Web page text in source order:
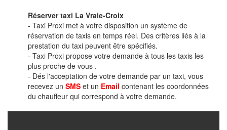
Réserver taxi La Vraie-Croix
- Taxi Proxi met à votre disposition un système de
réservation de taxis en temps réel. Des critères liés à la
prestation du taxi peuvent être spécifiés.
- Taxi Proxi propose votre demande à tous les taxis les
plus proche de vous .
- Dés l'acceptation de votre demande par un taxi, vous
recevez un SMS et un Email contenant les coordonnées
du chauffeur qui correspond à votre demande.